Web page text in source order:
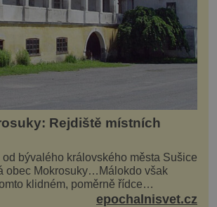
Rejdiště místních
bývalého královského města Sušice
obec Mokrosuky…Málokdo však
klidném, poměrně řídce
koutu vesnické Šumavy se nachází
epochalnisvet.cz